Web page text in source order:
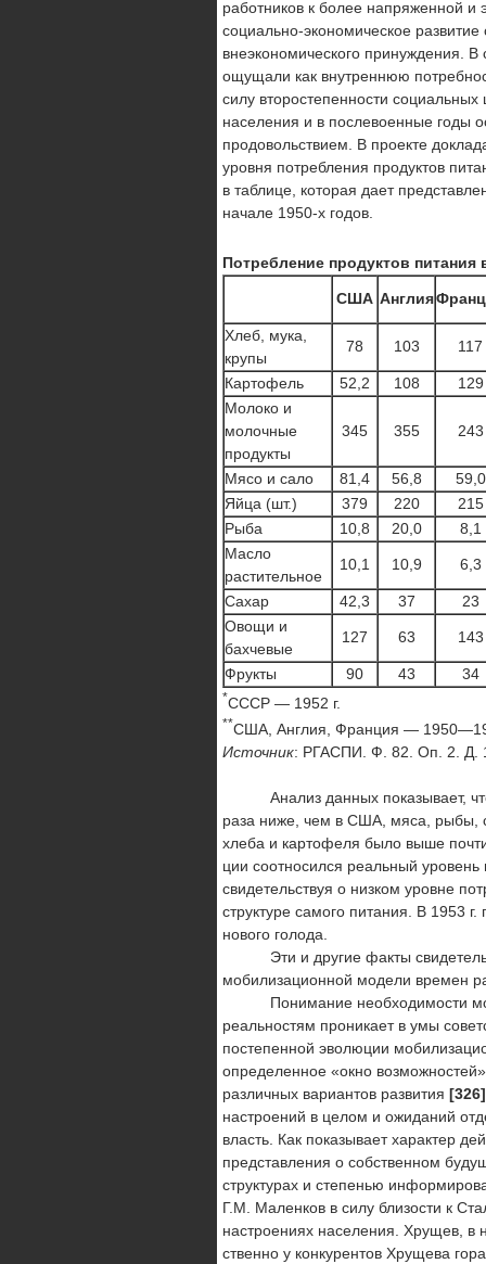
работников к более напряженной
социально-экономическое
внеэкономического принуждения.
ощущали как внут­реннюю
силу второстепенности
населения и в послевоенные годы
продо­вольствием. В проекте
уровня потребления про­дуктов
в таблице, которая дает
начале 1950-х годов.
Потребление продуктов
США Англия
Хлеб, мука,
крупы
78 103 117
Картофель 52,2 108
129
Молоко и
молочные
продукты
345 355 243
Мясо и сало 81,4 56,8
59,0
Яйца (шт.)
379 220
215
Рыба
10,8 20,0
8,1
Масло
растительное
10,1 10,9 6,3
Сахар 42,3 37
23
Овощи и
бахчевые
127 63 143
Фрукты 90 43 34
*СССР — 1952 г.
**США, Англия, Франция —
Источник: РГАСПИ. Ф. 82. Оп. 2. Д.
Анализ данных показывает, что
раза ниже, чем в США, мяса, рыбы,
хлеба и картофеля было выше
ции соотносился реальный
свидетельствуя о низком уровне
структуре самого питания. В 1953
нового голода.
Эти и другие факты
мобилизационной модели времен
Понимание необходимости
реальностям проникает в умы
постепенной эволюции
определенное «окно
различных вариантов развития
настроений в целом и ожиданий
власть. Как по­казывает характер
представления о собственном
структурах и степенью
Г.М. Маленков в силу близости к
настроениях населения. Хрущев,
ственно у конкурентов Хрущева